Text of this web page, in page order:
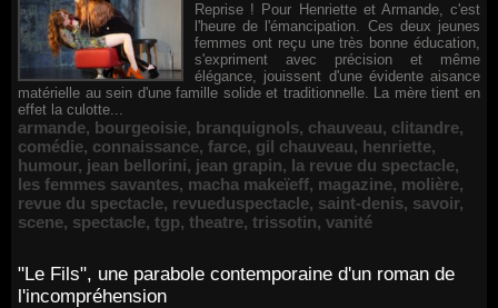
Reprise ! Pour Henriette et Armande, c'est
l'heure de l'émancipation. Ces deux jeunes
femmes ont reçu une très bonne éducation,
s'expriment avec précision et même
élégance, jouissent d'une évidente aisance
matérielle au sein d'une famille solide et traditionnelle. La mère tient en
effet la culotte...
armande, bourgeoisie, branquignols, chauveau, clitandre,
comédie, connaissance, farce, gil chauveau, henriette,
humour, jean bellorini, jean grapin, la revue du spectacle,
les femmes savantes, macha makeïeff, magazine, molière,
revue du spectacle, revueduspectacle, saint-denis, savoir,
scene, spectacle, tgp, theatre, trissotin, vanité
"Le Fils", une parabole contemporaine d'un roman de
l'incompréhension